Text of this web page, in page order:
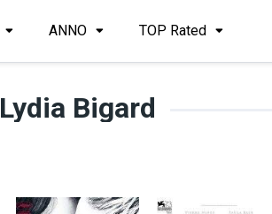
ANNO TOP Rated
Lydia Bigard